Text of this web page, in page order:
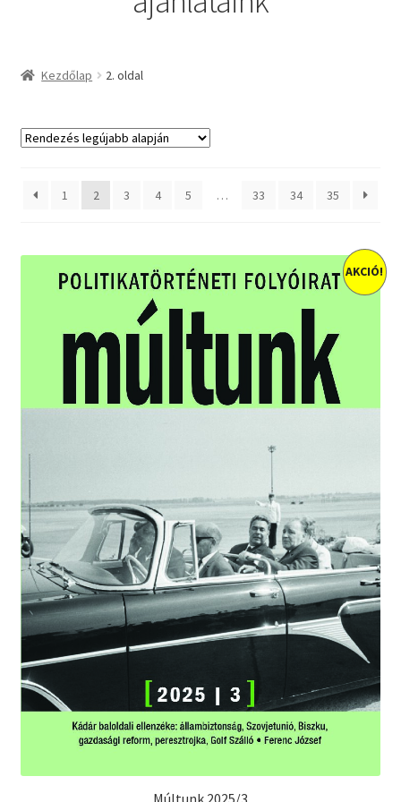
Kezdőlap 2. oldal
1 2 3 4 5 … 33 34 35
AKCIÓ!